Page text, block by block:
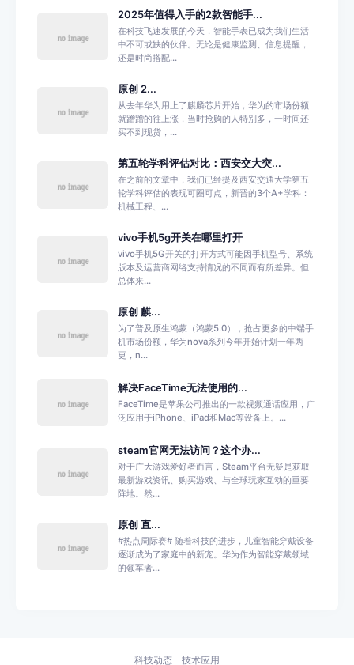
2025年值得入手的2款智能手...
在科技飞速发展的今天，智能手表已成为我们生活
中不可或缺的伙伴。无论是健康监测、信息提醒，
还是时尚搭配...
原创 2...
从去年华为用上了麒麟芯片开始，华为的市场份额
就蹭蹭的往上涨，当时抢购的人特别多，一时间还
买不到现货，...
第五轮学科评估对比：西安交大突...
在之前的文章中，我们已经提及西安交通大学第五
轮学科评估的表现可圈可点，新晋的3个A+学科：
机械工程、...
vivo手机5g开关在哪里打开
vivo手机5G开关的打开方式可能因手机型号、系统
版本及运营商网络支持情况的不同而有所差异。但
总体来...
原创 麒...
为了普及原生鸿蒙（鸿蒙5.0），抢占更多的中端手
机市场份额，华为nova系列今年开始计划一年两
更，n...
解决FaceTime无法使用的...
FaceTime是苹果公司推出的一款视频通话应用，广
泛应用于iPhone、iPad和Mac等设备上。...
steam官网无法访问？这个办...
对于广大游戏爱好者而言，Steam平台无疑是获取
最新游戏资讯、购买游戏、与全球玩家互动的重要
阵地。然...
原创 直...
#热点周际赛# 随着科技的进步，儿童智能穿戴设备
逐渐成为了家庭中的新宠。华为作为智能穿戴领域
的领军者...
科技动态 技术应用